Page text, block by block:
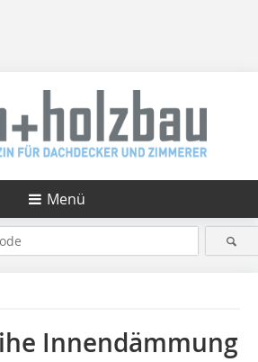
Menü
Innen­dämmung